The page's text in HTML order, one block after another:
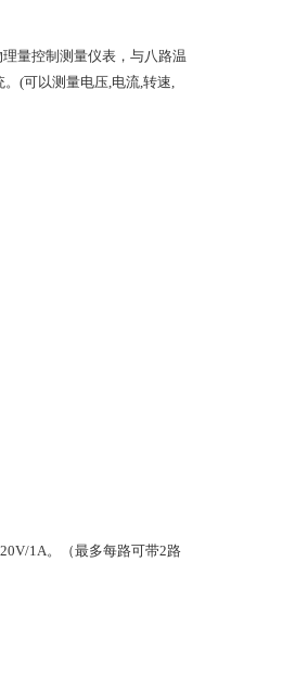
量控制测量仪表，与八路温
(可以测量电压,电流,转速,
1A。（最多每路可带2路